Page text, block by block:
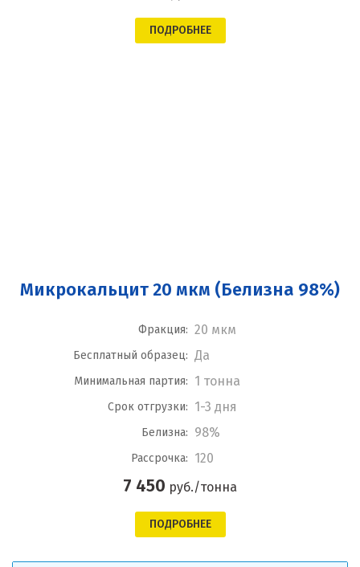
ПОДРОБНЕЕ
Микрокальцит 20 мкм (Белизна 98%)
Фракция: 20 мкм
Бесплатный образец: Да
Минимальная партия: 1 тонна
Срок отгрузки: 1-3 дня
Белизна: 98%
Рассрочка: 120
7 450 руб./тонна
ПОДРОБНЕЕ